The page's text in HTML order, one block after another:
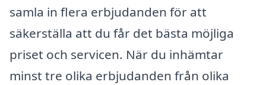
samla in flera erbjudanden för att
säkerställa att du får det bästa möjliga
priset och servicen. När du inhämtar
minst tre olika erbjudanden från olika